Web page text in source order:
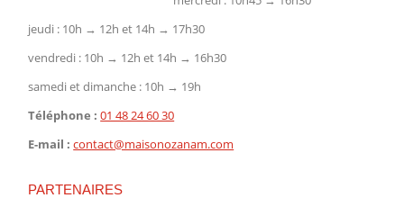
jeudi : 10h → 12h et 14h → 17h30
vendredi : 10h → 12h et 14h → 16h30
samedi et dimanche : 10h → 19h
Téléphone : 01 48 24 60 30
E-mail : contact@maisonozanam.com
PARTENAIRES